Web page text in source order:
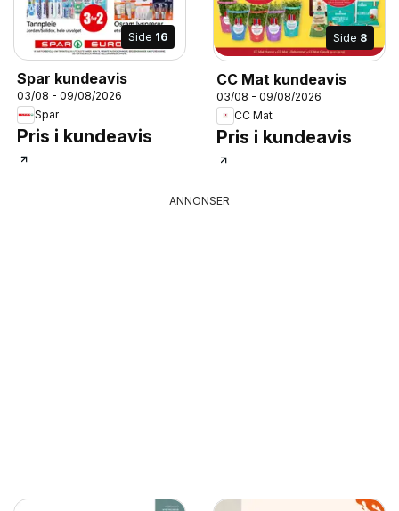
Side 16
Spar kundeavis
03/08 - 09/08/2026
Spar
Pris i kundeavis
Side 8
CC Mat kundeavis
03/08 - 09/08/2026
CC Mat
Pris i kundeavis
ANNONSER